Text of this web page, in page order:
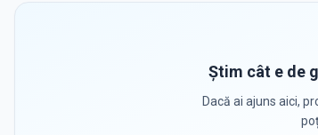
Știm cât e de
Dacă ai ajuns aici,